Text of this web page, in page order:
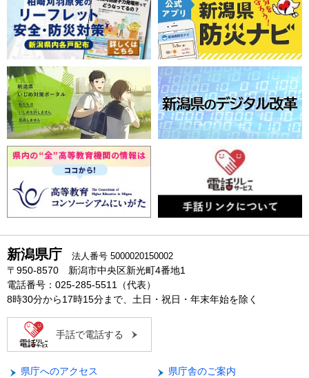
新潟県庁 法人番号 5000020150002
〒950-8570 新潟市中央区新光町4番地1
電話番号：025-285-5511（代表）
8時30分から17時15分まで、土日・祝日・年末年始を除く
手話で電話する
県庁へのアクセス
県庁舎のご案内